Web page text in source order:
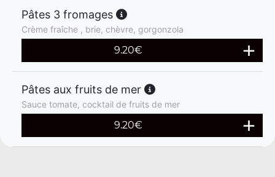
Pâtes 3 fromages
Crème fraîche , brie, chèvre, gorgonzola
9.20€
Pâtes aux fruits de mer
Sauce tomate, cocktail de fruits de mer
9.20€